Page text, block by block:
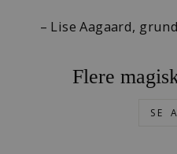
– Lise Aagaard,
Flere
SE